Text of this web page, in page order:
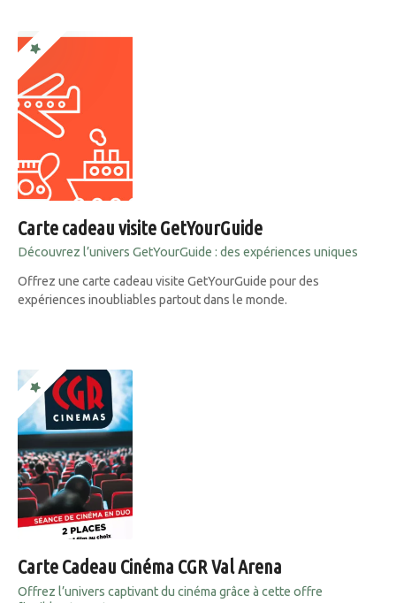
Carte cadeau visite GetYourGuide
Découvrez l’univers GetYourGuide : des expériences uniques
Offrez une carte cadeau visite GetYourGuide pour des
expériences inoubliables partout dans le monde.
Carte Cadeau Cinéma CGR Val Arena
Offrez l’univers captivant du cinéma grâce à cette offre